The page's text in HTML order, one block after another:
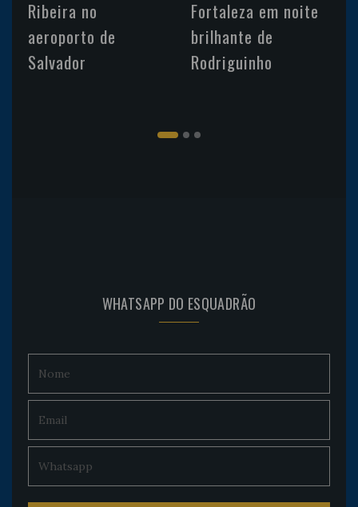
Ribeira no
aeroporto de
Salvador
Fortaleza em noite
brilhante de
Rodriguinho
WHATSAPP DO ESQUADRÃO